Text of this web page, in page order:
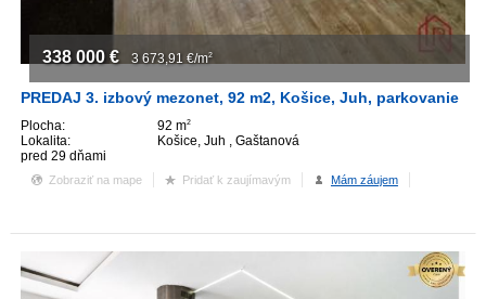
PREDAJ 3. izbový mezonet, 92 m2, Košice, Juh, parkovanie
Plocha: 92 m2
Lokalita:
Košice, Juh , Gaštanová
pred 29 dňami
338 000 € 3 673,91 €/m2
Zobraziť na mape Pridať k zaujímavým Mám záujem